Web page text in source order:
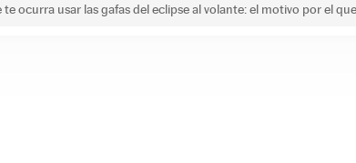
te ocurra usar las gafas del eclipse al volante: el motivo por el